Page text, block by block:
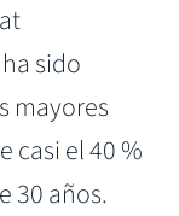
sido
mayores
casi el 40 %
30 años.